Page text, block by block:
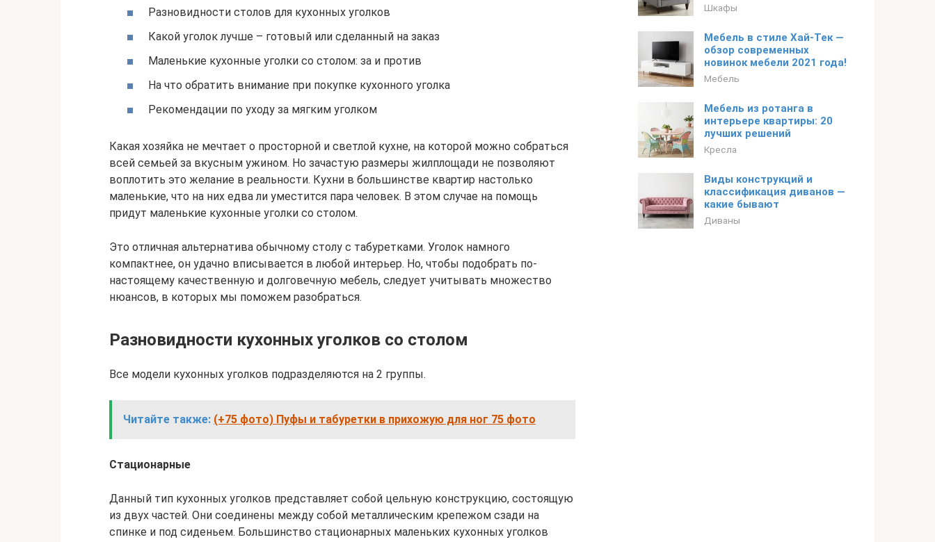
Разновидности столов для кухонных уголков
Какой уголок лучше – готовый или сделанный на заказ
Маленькие кухонные уголки со столом: за и против
На что обратить внимание при покупке кухонного уголка
Рекомендации по уходу за мягким уголком
Какая хозяйка не мечтает о просторной и светлой кухне, на которой можно собраться
всей семьей за вкусным ужином. Но зачастую размеры жилплощади не позволяют
воплотить это желание в реальности. Кухни в большинстве квартир настолько
маленькие, что на них едва ли уместится пара человек. В этом случае на помощь
придут маленькие кухонные уголки со столом.
Это отличная альтернатива обычному столу с табуретками. Уголок намного
компактнее, он удачно вписывается в любой интерьер. Но, чтобы подобрать по-
настоящему качественную и долговечную мебель, следует учитывать множество
нюансов, в которых мы поможем разобраться.
Разновидности кухонных уголков со столом
Все модели кухонных уголков подразделяются на 2 группы.
Читайте также: (+75 фото) Пуфы и табуретки в прихожую для ног 75 фото
Стационарные
Данный тип кухонных уголков представляет собой цельную конструкцию, состоящую
из двух частей. Они соединены между собой металлическим крепежом сзади на
спинке и под сиденьем. Большинство стационарных маленьких кухонных уголков
Шкафы
Мебель в стиле Хай-Тек —
обзор современных
новинок мебели 2021 года!
Мебель
Мебель из ротанга в
интерьере квартиры: 20
лучших решений
Кресла
Виды конструкций и
классификация диванов —
какие бывают
Диваны